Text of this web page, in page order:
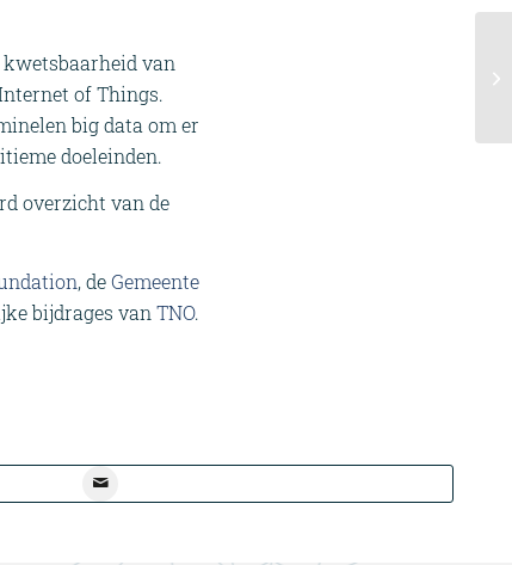
van
of Things.
big data om er
doeleinden.
overzicht van de
, deGemeente
bijdrages van TNO.